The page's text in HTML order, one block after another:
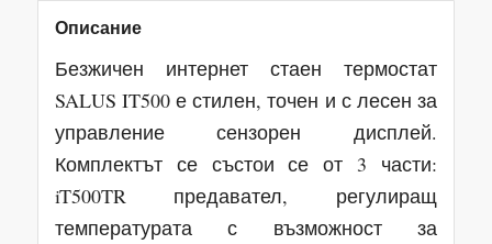
Описание
Безжичен интернет стаен термостат
SALUS IT500 е стилен, точен и с лесен за
управление сензорен дисплей.
Комплектът се състои се от 3 части:
iT500TR предавател, регулиращ
температурата с възможност за